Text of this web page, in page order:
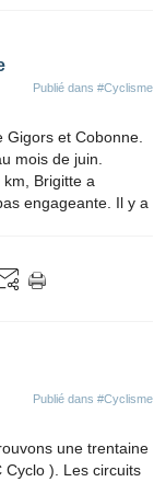
Publié dans #Cyclisme
et Cobonne.
mois de juin.
Brigitte a
engageante. Il y a
Publié dans #Cyclisme
une trentaine
Cyclo ). Les circuits